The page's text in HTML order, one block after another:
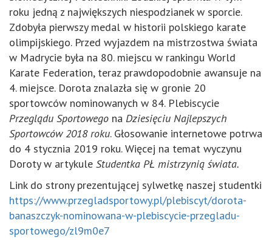
roku jedną z największych niespodzianek w sporcie.
Zdobyła pierwszy medal w historii polskiego karate
olimpijskiego. Przed wyjazdem na mistrzostwa świata
w Madrycie była na 80. miejscu w rankingu World
Karate Federation, teraz prawdopodobnie awansuje na
4. miejsce. Dorota znalazła się w gronie 20
sportowców nominowanych w 84. Plebiscycie
Przeglądu Sportowego na Dziesięciu Najlepszych
Sportowców 2018 roku. Głosowanie internetowe potrwa
do 4 stycznia 2019 roku. Więcej na temat wyczynu
Doroty w artykule Studentka PŁ mistrzynią świata.
Link do strony prezentującej sylwetkę naszej studentki
https://www.przegladsportowy.pl/plebiscyt/dorota-
banaszczyk-nominowana-w-plebiscycie-przegladu-
sportowego/zl9m0e7